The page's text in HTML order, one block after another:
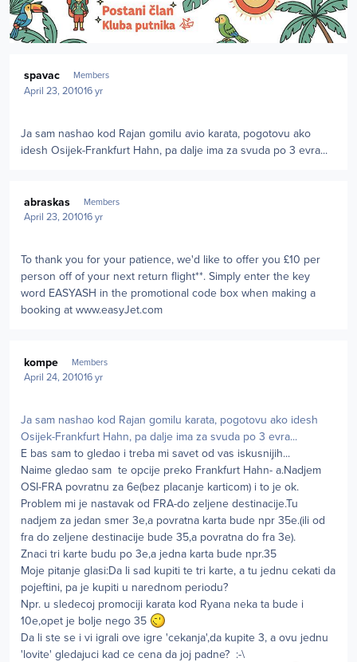
spavac Members
April 23, 201016 yr
Ja sam nashao kod Rajan gomilu avio karata, pogotovu ako
idesh Osijek-Frankfurt Hahn, pa dalje ima za svuda po 3 evra...
abraskas Members
April 23, 201016 yr
To thank you for your patience, we'd like to offer you £10 per
person off of your next return flight**. Simply enter the key
word EASYASH in the promotional code box when making a
booking at www.easyJet.com
kompe Members
April 24, 201016 yr
Ja sam nashao kod Rajan gomilu karata, pogotovu ako idesh
Osijek-Frankfurt Hahn, pa dalje ima za svuda po 3 evra...
E bas sam to gledao i treba mi savet od vas iskusnijih...
Naime gledao sam te opcije preko Frankfurt Hahn- a.Nadjem
OSI-FRA povratnu za 6e(bez placanje karticom) i to je ok.
Problem mi je nastavak od FRA-do zeljene destinacije.Tu
nadjem za jedan smer 3e,a povratna karta bude npr 35e.(ili od
fra do zeljene destinacije bude 35,a povratna do fra 3e).
Znaci tri karte budu po 3e,a jedna karta bude npr.35
Moje pitanje glasi:Da li sad kupiti te tri karte, a tu jednu cekati da
pojeftini, pa je kupiti u narednom periodu?
Npr. u sledecoj promociji karata kod Ryana neka ta bude i
10e,opet je bolje nego 35
Da li ste se i vi igrali ove igre 'cekanja',da kupite 3, a ovu jednu
'lovite' gledajuci kad ce cena da joj padne? :-\